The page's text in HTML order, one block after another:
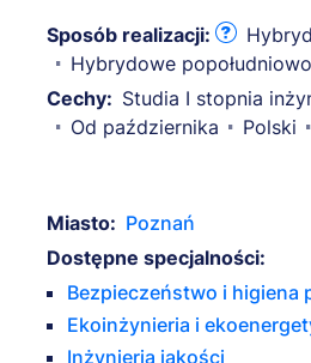
Sposób realizacji:
Hybrydowe
Cechy: Studia I stopnia
Od października
Polski
Miasto: Poznań
Dostępne specjalności:
Bezpieczeństwo i higiena
Ekoinżynieria i
Inżynieria jakości